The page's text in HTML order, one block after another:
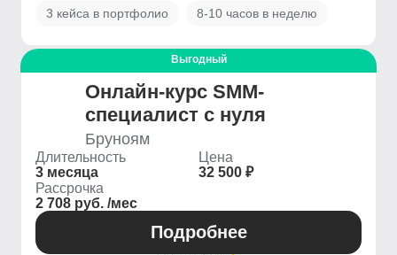
3 кейса в портфолио 8-10 часов в неделю
Выгодный
Онлайн-курс SMM-
специалист с нуля
Бруноям
Длительность
3 месяца
Цена
32 500 ₽
Рассрочка
2 708 руб. /мес
Подробнее